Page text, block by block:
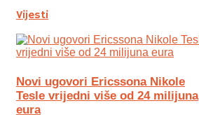
Vijesti
Novi ugovori Ericssona Nikole
Tesle vrijedni više od 24 milijuna
eura